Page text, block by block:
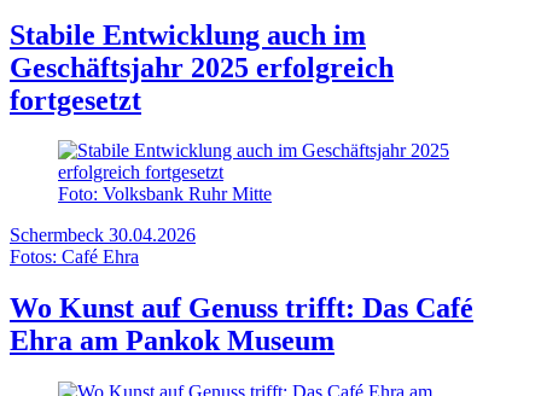
Stabile Entwicklung auch im
Geschäftsjahr 2025 erfolgreich
fortgesetzt
Foto: Volksbank Ruhr Mitte
Schermbeck 30.04.2026
Fotos: Café Ehra
Wo Kunst auf Genuss trifft: Das Café
Ehra am Pankok Museum